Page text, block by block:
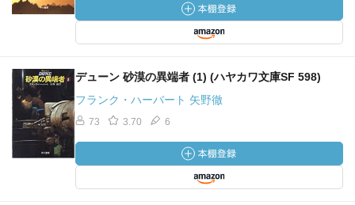
デューン 砂漠の異端者 (1) (ハヤカワ文庫SF 598)
フランク・ハーバート 矢野徹
73 3.70 6